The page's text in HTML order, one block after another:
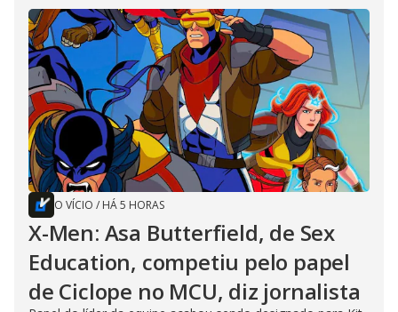
O VÍCIO / HÁ 5 HORAS
X-Men: Asa Butterfield, de Sex
Education, competiu pelo papel
de Ciclope no MCU, diz jornalista